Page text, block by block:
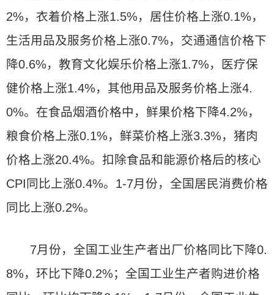
2%，衣着价格上涨1.5%，居住价格上涨0.1%，
生活用品及服务价格上涨0.7%，交通通信价格下
降0.6%，教育文化娱乐价格上涨1.7%，医疗保
健价格上涨1.4%，其他用品及服务价格上涨4.
0%。在食品烟酒价格中，鲜果价格下降4.2%，
粮食价格上涨0.1%，鲜菜价格上涨3.3%，猪肉
价格上涨20.4%。扣除食品和能源价格后的核心
CPI同比上涨0.4%。1-7月份，全国居民消费价格
同比上涨0.2%。
7月份，全国工业生产者出厂价格同比下降0.
8%，环比下降0.2%；全国工业生产者购进价格